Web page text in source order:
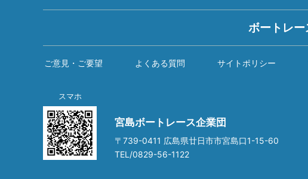
ボートレー
ご意見・ご要望 よくある質問 サイトポリシー
スマホ
宮島ボートレース企業団
〒739-0411 広島県廿日市市宮島口1-15-60
TEL/0829-56-1122